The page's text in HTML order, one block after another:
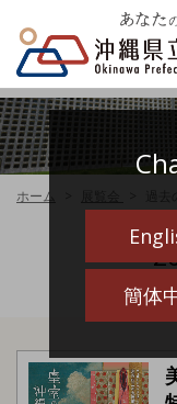
簡体
ホーム